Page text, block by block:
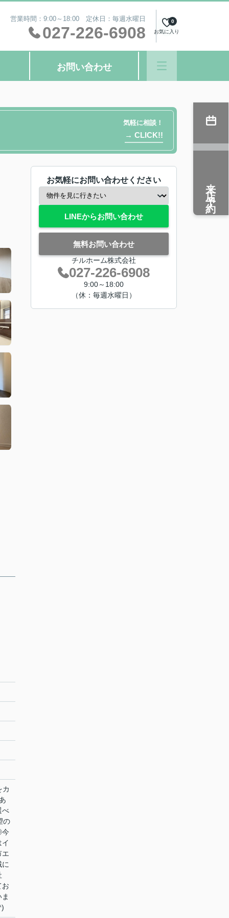
営業時間：9:00～18:00 定休日：毎週水曜日
027-226-6908 お気に入り
0
お問い合わせ
気軽に相談！
→ CLICK!!
カ
べ
の
今
エ
お
お気軽にお問い合わせください
LINEからお問い合わせ
無料お問い合わせ
チルホーム株式会社
027-226-6908
9:00～18:00
（休：毎週水曜日）
来店予約